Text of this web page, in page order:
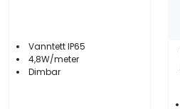
Vanntett IP65
4,8W/meter
Dimbar